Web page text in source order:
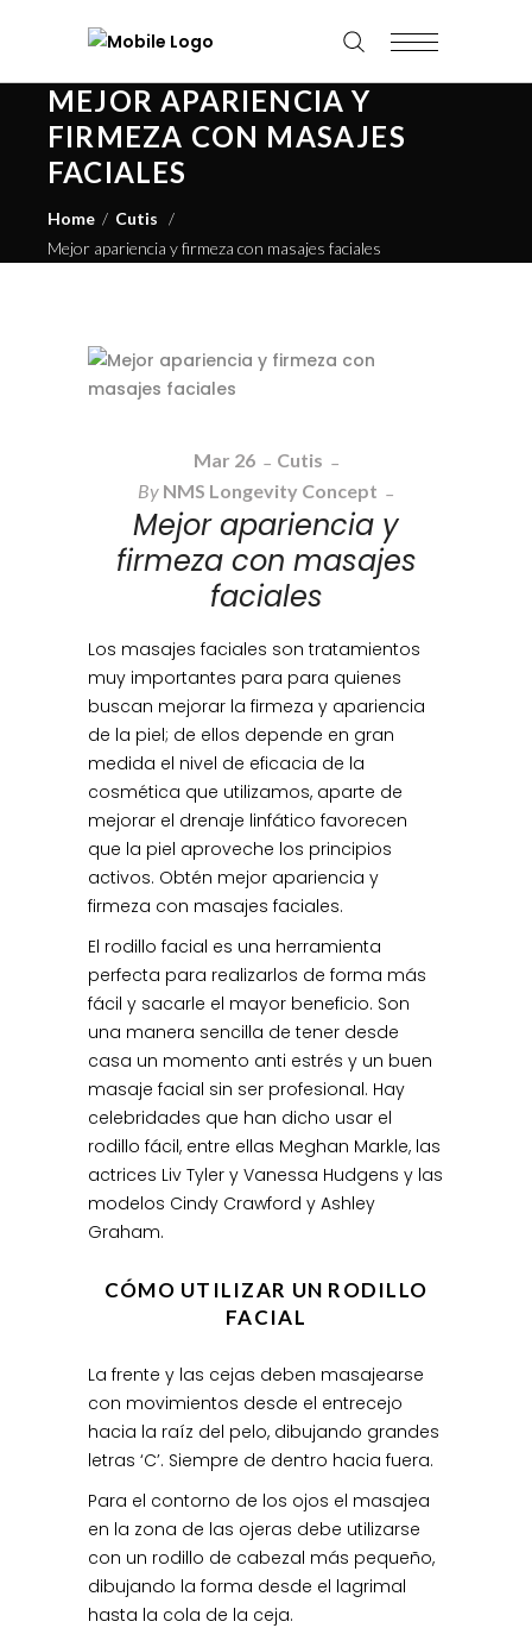
MEJOR APARIENCIA Y
FIRMEZA CON MASAJES
FACIALES
Home / Cutis /
Mejor apariencia y firmeza con masajes faciales
Mar 26
Cutis
By NMS Longevity Concept
Mejor apariencia y
firmeza con masajes
faciales
Los masajes faciales son tratamientos
muy importantes para para quienes
buscan mejorar la firmeza y apariencia
de la piel; de ellos depende en gran
medida el nivel de eficacia de la
cosmética que utilizamos, aparte de
mejorar el drenaje linfático favorecen
que la piel aproveche los principios
activos. Obtén mejor apariencia y
firmeza con masajes faciales.
El rodillo facial es una herramienta
perfecta para realizarlos de forma más
fácil y sacarle el mayor beneficio. Son
una manera sencilla de tener desde
casa un momento anti estrés y un buen
masaje facial sin ser profesional. Hay
celebridades que han dicho usar el
rodillo fácil, entre ellas Meghan Markle, las
actrices Liv Tyler y Vanessa Hudgens y las
modelos Cindy Crawford y Ashley
Graham.
CÓMO UTILIZAR UN RODILLO
FACIAL
La frente y las cejas deben masajearse
con movimientos desde el entrecejo
hacia la raíz del pelo, dibujando grandes
letras ‘C’. Siempre de dentro hacia fuera.
Para el contorno de los ojos el masajea
en la zona de las ojeras debe utilizarse
con un rodillo de cabezal más pequeño,
dibujando la forma desde el lagrimal
hasta la cola de la ceja.